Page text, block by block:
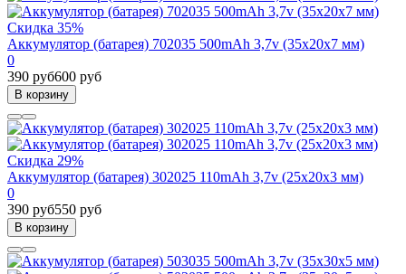
Скидка 35%
Аккумулятор (батарея) 702035 500mAh 3,7v (35х20х7 мм)
0
390 руб600 руб
В корзину
Скидка 29%
Аккумулятор (батарея) 302025 110mAh 3,7v (25х20х3 мм)
0
390 руб550 руб
В корзину